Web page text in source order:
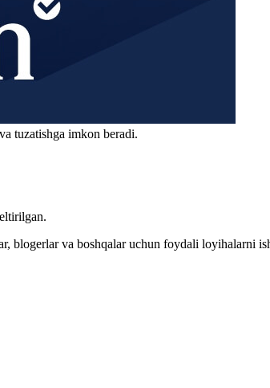
tuzatishga imkon beradi.
blogerlar va boshqalar uchun foydali loyihalarni